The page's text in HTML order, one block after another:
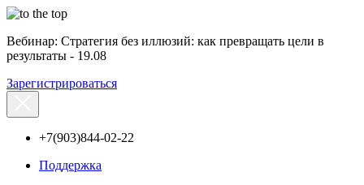
Вебинар: Стратегия без иллюзий: как превращать цели в
результаты - 19.08
Зарегистрироваться
+7(903)844-02-22
Поддержка